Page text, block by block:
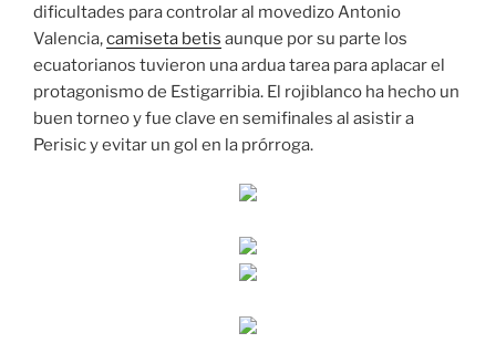
dificultades para controlar al movedizo Antonio
Valencia,camiseta betis aunque por su parte los
ecuatorianos tuvieron una ardua tarea para aplacar el
protagonismo de Estigarribia. El rojiblanco ha hecho un
buen torneo y fue clave en semifinales al asistir a
Perisic y evitar un gol en la prórroga.